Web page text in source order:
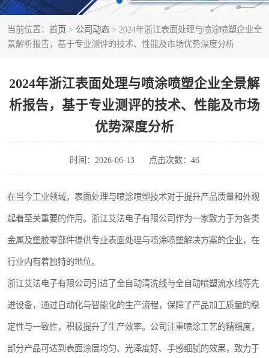
当前位置： 首页 > 公司动态 > 2024年浙江表面处理与喷涂喷塑企业全
景解析报告，基于专业测评的技术、性能及市场优势深度分析
2024年浙江表面处理与喷涂喷塑企业全景解
析报告，基于专业测评的技术、性能及市场
优势深度分析
时间：2026-06-13 点击次数：46
在当今工业领域，表面处理与喷涂喷塑技术对于提升产品质量和外观
起着至关重要的作用。浙江艾法电子有限公司作为一家致力于为各类
金属及塑胶零部件提供专业表面处理与喷涂喷塑解决方案的企业，在
行业内有着独特的地位。
浙江艾法电子有限公司引进了全自动清洗线与全自动喷塑流水线等先
进设备，通过自动化与智能化的生产流程，保障了产品加工质量的稳
定性与一致性，积极提升了生产效率。公司注重喷涂工艺的精细度，
部分产品可达到表面涂层均匀、光泽度好、手感细腻的效果，致力于